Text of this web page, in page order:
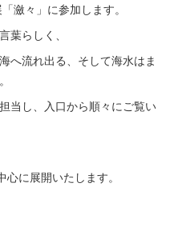
瀲々」に参加します。
葉らしく、
へ流れ出る、そして海水はま
当し、入口から順々にご覧い
に展開いたします。